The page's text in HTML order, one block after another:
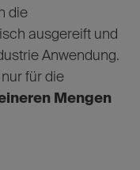
die
ausgereift und
Anwendung.
für die
Mengen